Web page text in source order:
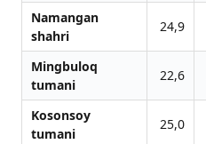
Namangan
shahri
24,9
Mingbuloq
tumani
22,6
Kosonsoy
tumani
25,0